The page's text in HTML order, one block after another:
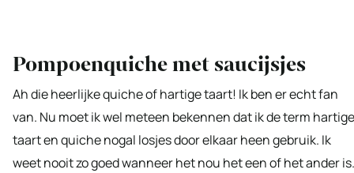
Pompoenquiche met saucijsjes
Ah die heerlijke quiche of hartige taart! Ik ben er echt fan
van. Nu moet ik wel meteen bekennen dat ik de term hartige
taart en quiche nogal losjes door elkaar heen gebruik. Ik
weet nooit zo goed wanneer het nou het een of het ander is.